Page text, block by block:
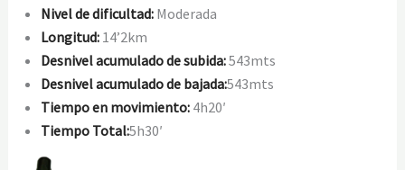
Nivel de dificultad: Moderada
Longitud: 14’2km
Desnivel acumulado de subida:543mts
Desnivel acumulado de bajada:543mts
Tiempo en movimiento: 4h20′
Tiempo Total:5h30′